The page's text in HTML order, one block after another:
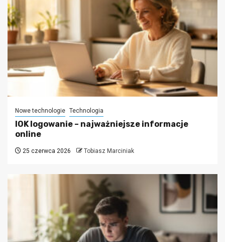
Nowe technologie Technologia
IOK logowanie – najważniejsze informacje
online
25 czerwca 2026 Tobiasz Marciniak